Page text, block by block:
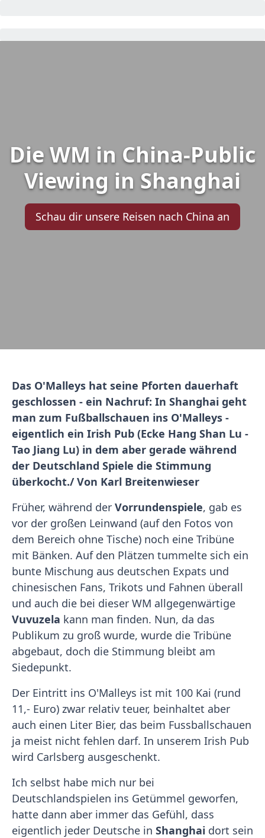
Die WM in China-Public
Viewing in Shanghai
Schau dir unsere Reisen nach China an
Das O'Malleys hat seine Pforten dauerhaft
geschlossen - ein Nachruf: In Shanghai geht
man zum Fußballschauen ins O'Malleys -
eigentlich ein Irish Pub (Ecke Hang Shan Lu -
Tao Jiang Lu) in dem aber gerade während
der Deutschland Spiele die Stimmung
überkocht./ Von Karl Breitenwieser
Früher, während der Vorrundenspiele, gab es
vor der großen Leinwand (auf den Fotos von
dem Bereich ohne Tische) noch eine Tribüne
mit Bänken. Auf den Plätzen tummelte sich ein
bunte Mischung aus deutschen Expats und
chinesischen Fans, Trikots und Fahnen überall
und auch die bei dieser WM allgegenwärtige
Vuvuzela kann man finden. Nun, da das
Publikum zu groß wurde, wurde die Tribüne
abgebaut, doch die Stimmung bleibt am
Siedepunkt.
Der Eintritt ins O'Malleys ist mit 100 Kai (rund
11,- Euro) zwar relativ teuer, beinhaltet aber
auch einen Liter Bier, das beim Fussballschauen
ja meist nicht fehlen darf. In unserem Irish Pub
wird Carlsberg ausgeschenkt.
Ich selbst habe mich nur bei
Deutschlandspielen ins Getümmel geworfen,
hatte dann aber immer das Gefühl, dass
eigentlich jeder Deutsche in Shanghai dort sein